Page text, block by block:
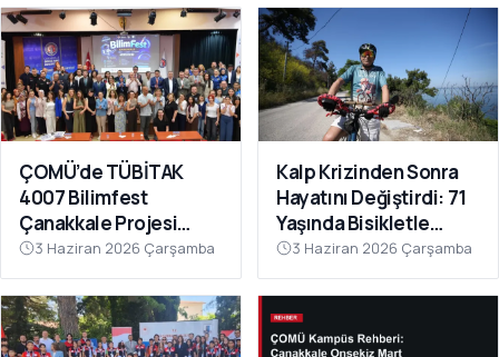
ÇOMÜ’de TÜBİTAK
4007 Bilimfest
Çanakkale Projesi
Tanıtıldı
3 Haziran 2026 Çarşamba
Kalp Krizinden Sonra
Hayatını Değiştirdi: 71
Yaşında Bisikletle
Sağlığına Kavuştu
3 Haziran 2026 Çarşamba